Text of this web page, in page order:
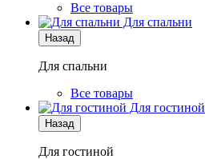
Все товары
Для спальни
Назад
Для спальни
Все товары
Для гостиной
Назад
Для гостиной